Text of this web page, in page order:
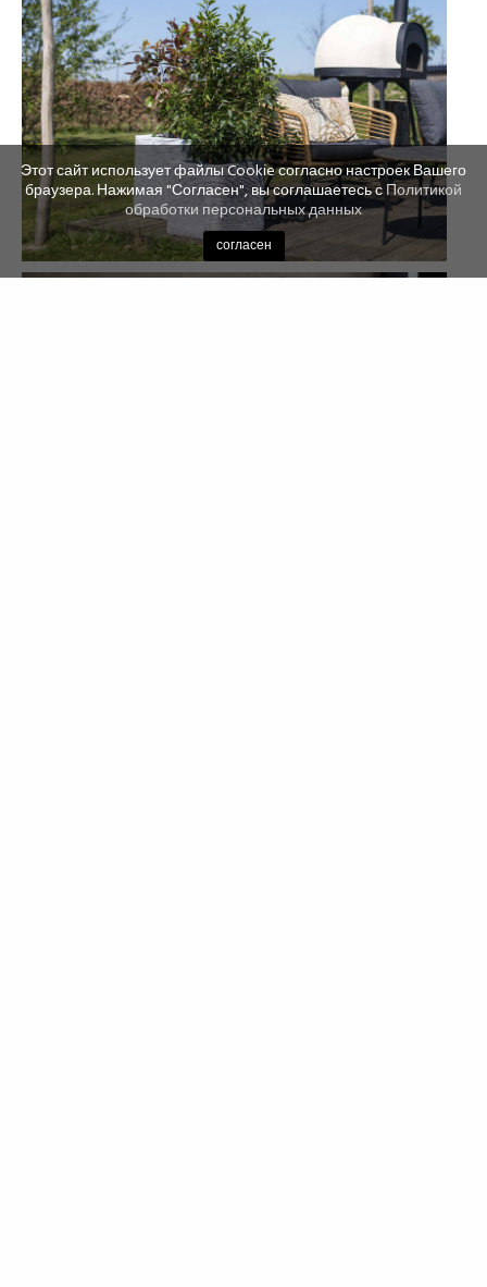
Этот сайт использует файлы Cookie согласно настроек Вашего
браузера. Нажимая "Согласен", вы соглашаетесь сПолитикой
обработки персональных данных
согласен